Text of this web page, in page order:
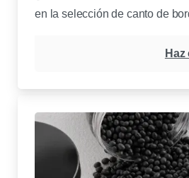
en la selección de canto de